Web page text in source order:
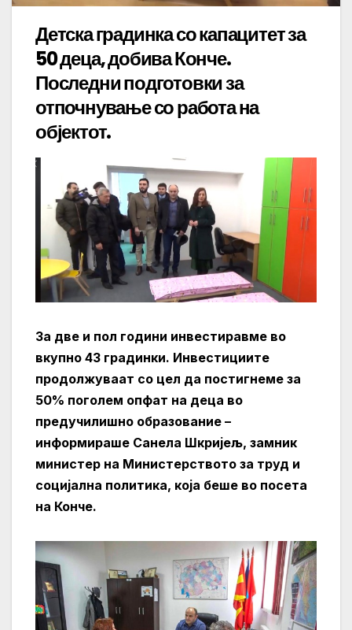
Детска градинка со капацитет за
50 деца, добива Конче.
Последни подготовки за
отпочнување со работа на
објектот.
За две и пол години инвестиравме во
вкупно 43 градинки. Инвестициите
продолжуваат со цел да постигнеме за
50% поголем опфат на деца во
предучилишно образование –
информираше Санела Шкријељ, замник
министер на Министерството за труд и
социјална политика, која беше во посета
на Конче.